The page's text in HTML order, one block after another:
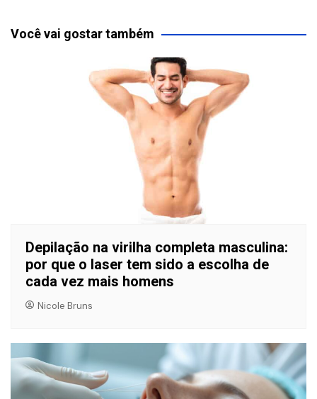
Você vai gostar também
Depilação na virilha completa masculina:
por que o laser tem sido a escolha de
cada vez mais homens
Nicole Bruns